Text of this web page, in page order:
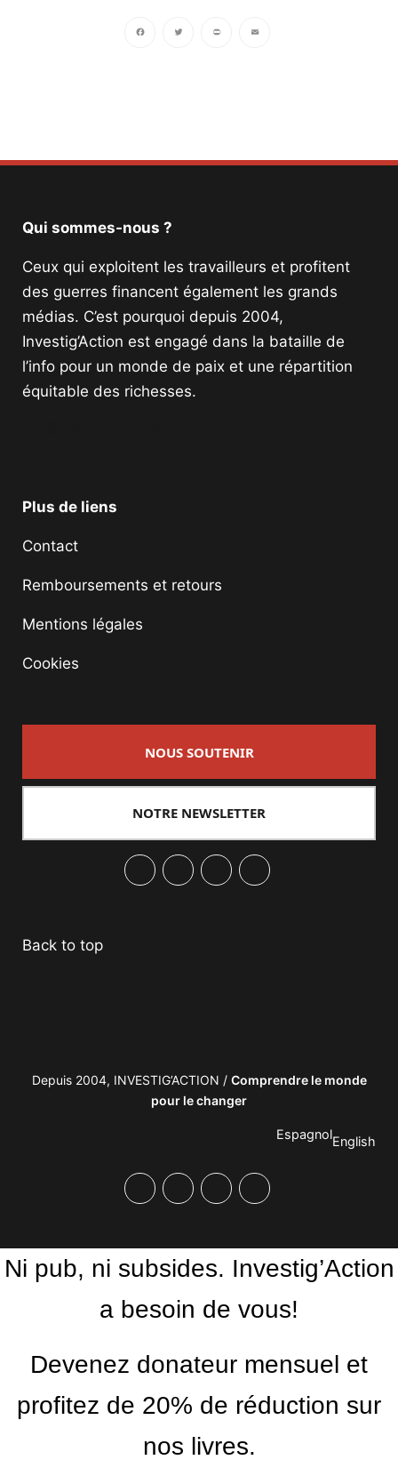
Qui sommes-nous ?
Ceux qui exploitent les travailleurs et profitent
des guerres financent également les grands
médias. C’est pourquoi depuis 2004,
Investig’Action est engagé dans la bataille de
l’info pour un monde de paix et une répartition
équitable des richesses.
Plus de liens
Contact
Remboursements et retours
Mentions légales
Cookies
NOUS SOUTENIR
NOTRE NEWSLETTER
Back to top
Depuis 2004, INVESTIG’ACTION / Comprendre le monde
pour le changer
EspagnolEnglish
Ni pub, ni subsides. Investig’Action
a besoin de vous!
Devenez donateur mensuel et
profitez de 20% de réduction sur
nos livres.